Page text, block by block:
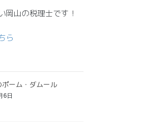
岡山の税理士です！
ら
ポーム・ダムール
6日